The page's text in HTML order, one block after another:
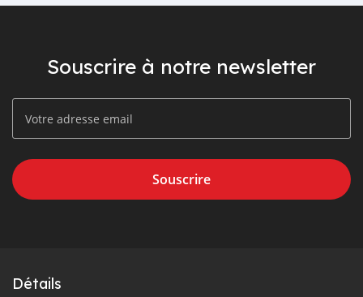
Souscrire à notre newsletter
Souscrire
Détails